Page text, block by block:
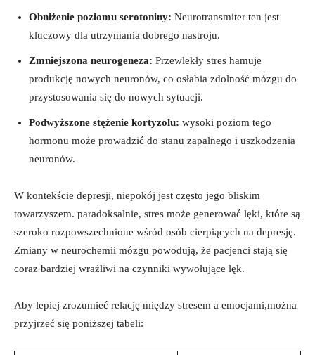
Obniżenie poziomu serotoniny: Neurotransmiter ten jest
kluczowy dla utrzymania dobrego nastroju.
Zmniejszona neurogeneza: Przewlekły stres hamuje
produkcję nowych neuronów, co osłabia zdolność mózgu do
przystosowania się do nowych sytuacji.
Podwyższone stężenie kortyzolu: wysoki poziom tego
hormonu może prowadzić do stanu zapalnego i uszkodzenia
neuronów.
W kontekście depresji, niepokój jest często jego bliskim
towarzyszem. paradoksalnie, stres może generować lęki, które są
szeroko rozpowszechnione wśród osób cierpiących na depresję.
Zmiany w neurochemii mózgu powodują, że pacjenci stają się
coraz bardziej wrażliwi na czynniki wywołujące lęk.
Aby lepiej zrozumieć relację między stresem a emocjami,można
przyjrzeć się poniższej tabeli: